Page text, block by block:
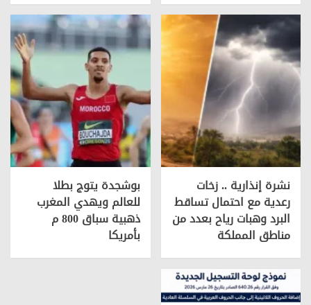
نشرة إنذارية .. زخات
رعدية مع احتمال تساقط
البرد وهبات رياح بعدد من
مناطق المملكة
بوشجدة يتوج بطلا
للعالم ويهدي المغرب
ذهبية سباق 800 م
بأمريكا